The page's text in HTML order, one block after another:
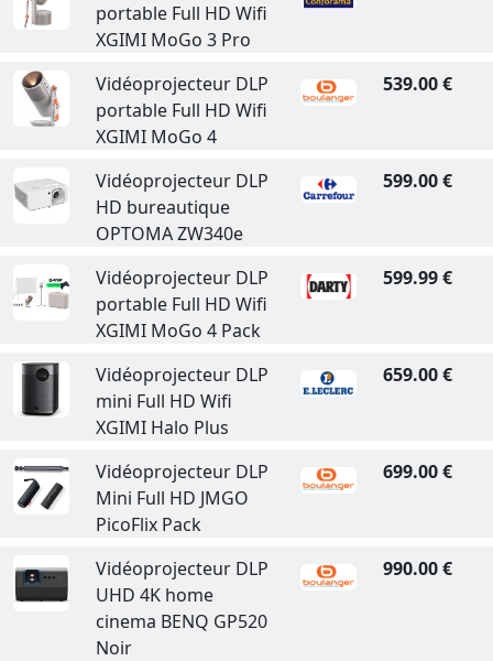
portable Full HD Wifi
XGIMI MoGo 3 Pro
Vidéoprojecteur DLP
portable Full HD Wifi
XGIMI MoGo 4
539.00 €
Vidéoprojecteur DLP
HD bureautique
OPTOMA ZW340e
599.00 €
Vidéoprojecteur DLP
portable Full HD Wifi
XGIMI MoGo 4 Pack
599.99 €
Vidéoprojecteur DLP
mini Full HD Wifi
XGIMI Halo Plus
659.00 €
Vidéoprojecteur DLP
Mini Full HD JMGO
PicoFlix Pack
699.00 €
Vidéoprojecteur DLP
UHD 4K home
cinema BENQ GP520
Noir
990.00 €